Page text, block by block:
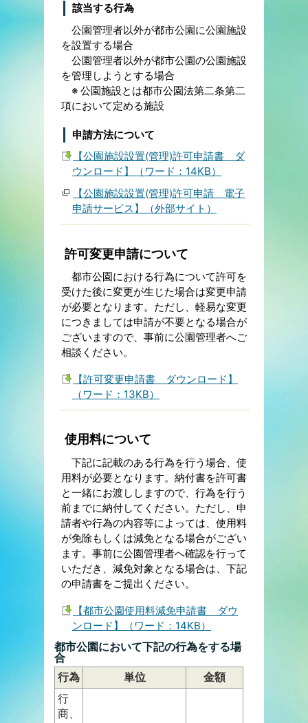
該当する行為
公園管理者以外が都市公園に公園施設
を設置する場合
公園管理者以外が都市公園の公園施設
を管理しようとする場合
※ 公園施設とは都市公園法第二条第二
項において定める施設
申請方法について
【公園施設設置(管理)許可申請書 ダ
ウンロード】（ワード：14KB）
【公園施設設置(管理)許可申請 電子
申請サービス】（外部サイト）
許可変更申請について
都市公園における行為について許可を
受けた後に変更が生じた場合は変更申請
が必要となります。ただし、軽易な変更
につきましては申請が不要となる場合が
ございますので、事前に公園管理者へご
相談ください。
【許可変更申請書 ダウンロード】
（ワード：13KB）
使用料について
下記に記載のある行為を行う場合、使
用料が必要となります。納付書を許可書
と一緒にお渡ししますので、行為を行う
前までに納付してください。ただし、申
請者や行為の内容等によっては、使用料
が免除もしくは減免となる場合がござい
ます。事前に公園管理者へ確認を行って
いただき、減免対象となる場合は、下記
の申請書をご提出ください。
【都市公園使用料減免申請書 ダウ
ンロード】（ワード：14KB）
都市公園において下記の行為をする場
合
行為
単位
金額
行
商、